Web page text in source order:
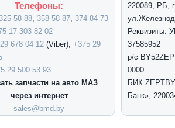
Телефоны:
58 88, 358 58 87, 374 84 73
17 303 82 02
678 04 12 (Viber), +375 29
29 500 53 93
запчасти на авто МАЗ
через интернет
sales@bmd.by
220089, РБ,
Реквизиты:
37585952
р/с
0000
БИК
Банк»,